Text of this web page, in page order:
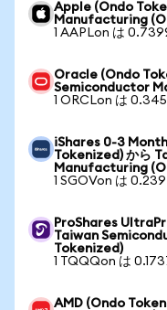
Apple (Ondo
Manufacturing
1 AAPLon は
Oracle (Ondo
Semiconductor
1 ORCLon は
iShares 0-3
Tokenized) から
Manufacturing
1 SGOVon は
ProShares
Taiwan
Tokenized)
1 TQQQon は
AMD (Ondo